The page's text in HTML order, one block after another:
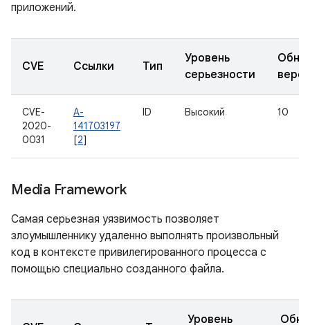
приложений.
CVE Ссылки Тип
Уровень
серьезности
CVE-
2020-
0031
A-
141703197
[2]
ID Высокий 10
Media Framework
Самая серьезная уязвимость позволяет
злоумышленнику удаленно выполнять произвольный
код в контексте привилегированного процесса с
помощью специально созданного файла.
Уровень